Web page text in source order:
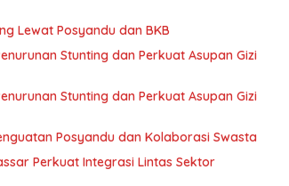
Lewat Posyandu dan BKB
Stunting dan Perkuat Asupan Gizi
Stunting dan Perkuat Asupan Gizi
Posyandu dan Kolaborasi Swasta
Perkuat Integrasi Lintas Sektor